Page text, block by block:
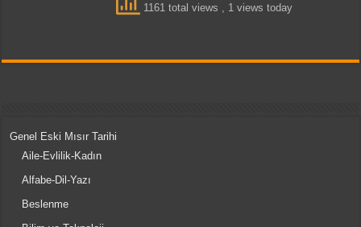
1161 total views , 1 views today
Genel Eski Mısır Tarihi
Aile-Evlilik-Kadın
Alfabe-Dil-Yazı
Beslenme